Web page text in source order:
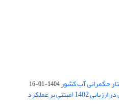
حکمرانی آب کشور1404-01-16
کسب رتبه الف مجلات علمی پژوهشی در ارزیابی 1402 (مبتنی بر عملکرد